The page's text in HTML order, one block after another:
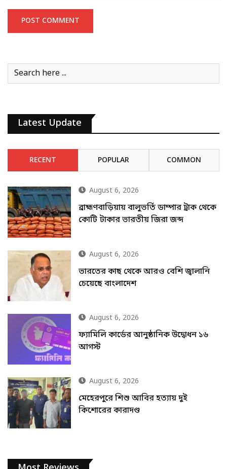
Latest Update
RECENT POPULAR COMMON
August 6, 2026
ব্রাহ্মণবাড়িয়ায় বালুভর্তি ডাম্পার ট্রাক থেকে
কোটি টাকার ভারতীয় জিরা জব্দ
August 6, 2026
ভারতের কাছ থেকে আরও বেশি জ্বালানি
চেয়েছে বাংলাদেশ
August 6, 2026
ফ্যামিলি কার্ডের আনুষ্ঠানিক উদ্বোধন ১৬
আগস্ট
August 6, 2026
মেহেরপুরে শিশু আবির হত্যায় দুই
কিশোরের কারাদণ্ড